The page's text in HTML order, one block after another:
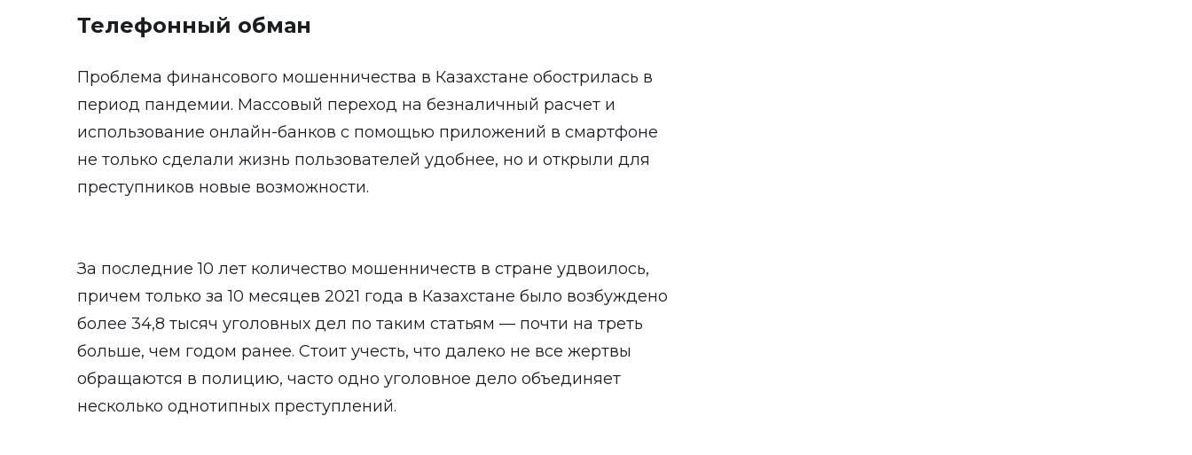
Телефонный обман
Проблема финансового мошенничества в Казахстане обострилась в
период пандемии. Массовый переход на безналичный расчет и
использование онлайн-банков с помощью приложений в смартфоне
не только сделали жизнь пользователей удобнее, но и открыли для
преступников новые возможности.
За последние 10 лет количество мошенничеств в стране удвоилось,
причем только за 10 месяцев 2021 года в Казахстане было возбуждено
более 34,8 тысяч уголовных дел по таким статьям — почти на треть
больше, чем годом ранее. Стоит учесть, что далеко не все жертвы
обращаются в полицию, часто одно уголовное дело объединяет
несколько однотипных преступлений.